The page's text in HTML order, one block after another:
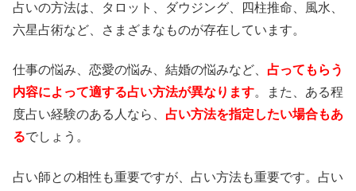
占いの方法は、タロット、ダウジング、四柱推命、風水、
六星占術など、さまざまなものが存在しています。
仕事の悩み、恋愛の悩み、結婚の悩みなど、 占ってもらう
内容によって適する占い方法が異なります。また、ある程
度占い経験のある人なら、 占い方法を指定したい場合もあ
るでしょう。
占い師との相性も重要ですが、占い方法も重要です。占い